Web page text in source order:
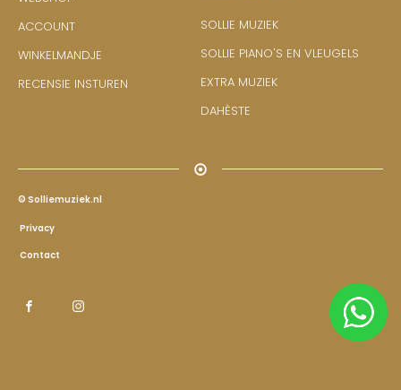
ACCOUNT
WINKELMANDJE
RECENSIE INSTUREN
SOLLIE MUZIEK
SOLLIE PIANO'S EN VLEUGELS
EXTRA MUZIEK
DAHÈSTE
© Solliemuziek.nl
Privacy
Contact